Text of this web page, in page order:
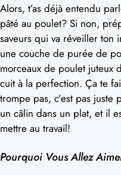
Alors, t’as déjà entendu
pâté au poulet? Si non,
saveurs qui va réveiller ton
une couche de purée de
morceaux de poulet juteux
cuit à la perfection. Ça te
trompe pas, c’est pas
un câlin dans un plat, et il
mettre au travail!
Pourquoi Vous Allez